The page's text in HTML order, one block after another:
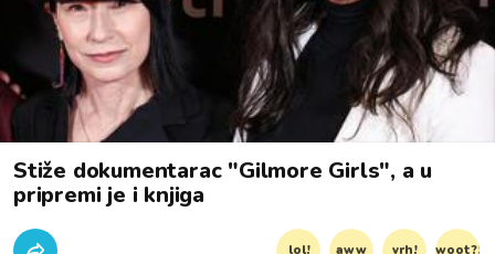
Stiže dokumentarac "Gilmore Girls", a u
pripremi je i knjiga
lol! aww vrh! woot?!